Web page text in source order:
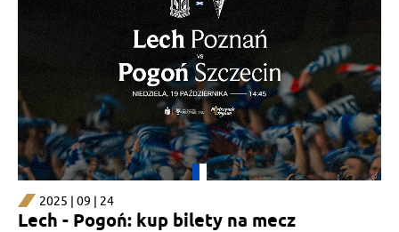
2025 | 09 | 24
Lech - Pogoń: kup bilety na mecz